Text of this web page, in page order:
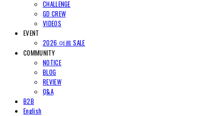
CHALLENGE
GD CREW
VIDEOS
EVENT
2026 여름 SALE
COMMUNITY
NOTICE
BLOG
REVIEW
Q&A
B2B
English